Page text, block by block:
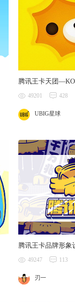
腾讯王卡天团
49201 428
UBIG星球
腾讯王卡品牌形
49247 113
刃一